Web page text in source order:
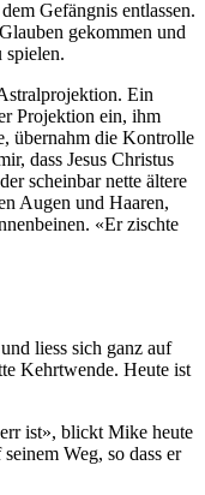
Gefängnis entlassen.
gekommen und
Ein
Projektion ein, ihm
übernahm die Kontrolle
dass Jesus Christus
scheinbar nette ältere
Augen und Haaren,
«Er zischte
liess sich ganz auf
Kehrtwende. Heute ist
ist», blickt Mike heute
Weg, so dass er